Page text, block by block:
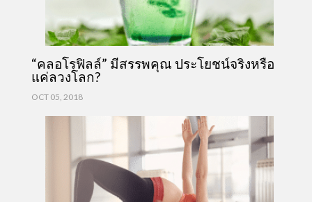
“คลอโรฟิลล์” มีสรรพคุณ ประโยชน์จริงหรือ
แค่ลวงโลก?
OCT 05, 2018